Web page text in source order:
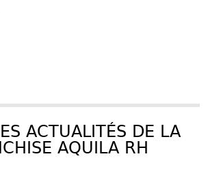
ACTUALITÉS DE LA
AQUILA RH